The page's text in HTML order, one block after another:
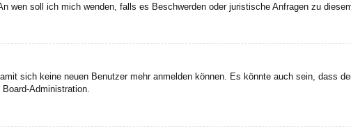
soll ich mich wenden, falls es Beschwerden oder juristische Anfragen zu
sich keine neuen Benutzer mehr anmelden können. Es könnte auch sein, dass
Administration.